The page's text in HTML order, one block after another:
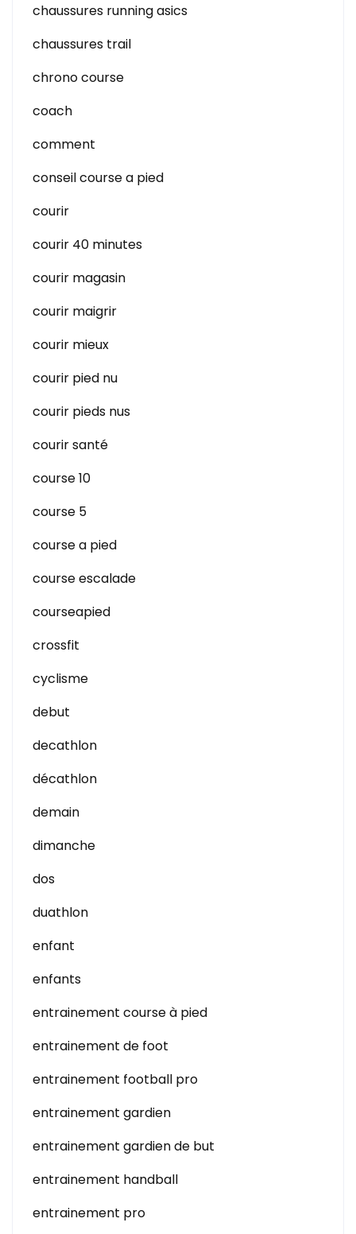
chaussures running asics
chaussures trail
chrono course
coach
comment
conseil course a pied
courir
courir 40 minutes
courir magasin
courir maigrir
courir mieux
courir pied nu
courir pieds nus
courir santé
course 10
course 5
course a pied
course escalade
courseapied
crossfit
cyclisme
debut
decathlon
décathlon
demain
dimanche
dos
duathlon
enfant
enfants
entrainement course à pied
entrainement de foot
entrainement football pro
entrainement gardien
entrainement gardien de but
entrainement handball
entrainement pro